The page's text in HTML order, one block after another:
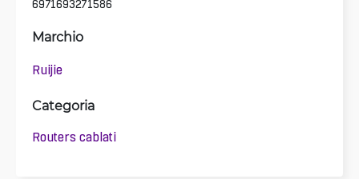
6971693271586
Marchio
Ruijie
Categoria
Routers cablati